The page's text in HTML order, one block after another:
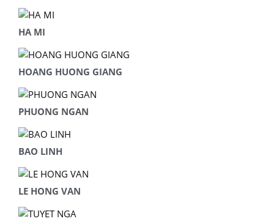
HA MI
HOANG HUONG GIANG
PHUONG NGAN
BAO LINH
LE HONG VAN